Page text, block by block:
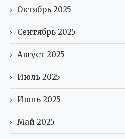
Октябрь 2025
Сентябрь 2025
Август 2025
Июль 2025
Июнь 2025
Май 2025